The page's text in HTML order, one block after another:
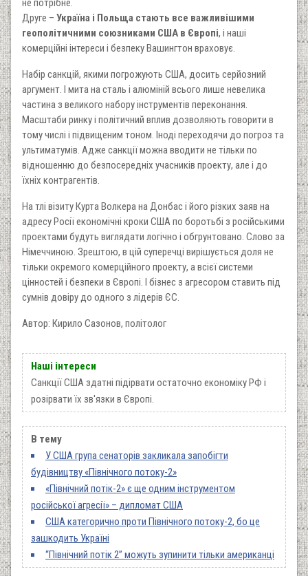
не потрібне.
Друге – Україна і Польща стають все важливішими
геополітичними союзниками США в Європі, і наші
комерційні інтереси і безпеку Вашингтон враховує.
Набір санкцій, якими погрожують США, досить серйозний
аргумент. І мита на сталь і алюміній всього лише невелика
частина з великого набору інструментів переконання.
Масштаби ринку і політичний вплив дозволяють говорити в
тому числі і підвищеним тоном. Іноді переходячи до погроз та
ультиматумів. Адже санкції можна вводити не тільки по
відношенню до безпосередніх учасників проекту, але і до
їхніх контрагентів.
На тлі візиту Курта Волкера на Донбас і його різких заяв на
адресу Росії економічні кроки США по боротьбі з російськими
проектами будуть виглядати логічно і обгрунтовано. Слово за
Німеччиною. Зрештою, в цій суперечці вирішується доля не
тільки окремого комерційного проекту, а всієї системи
цінностей і безпеки в Європі. І бізнес з агресором ставить під
сумнів довіру до одного з лідерів ЄС.
Автор: Кирило Сазонов, політолог
Наші інтереси
Санкції США здатні підірвати остаточно економіку РФ і
розірвати їх зв'язки в Європі.
В тему
У США група сенаторів закликала запобігти
будівництву «Північного потоку-2»
«Північний потік-2» є ще одним інструментом
російської агресії» – дипломат США
США категорично проти Північного потоку-2, бо це
зашкодить Україні
“Північний потік 2” можуть зупинити тільки американці